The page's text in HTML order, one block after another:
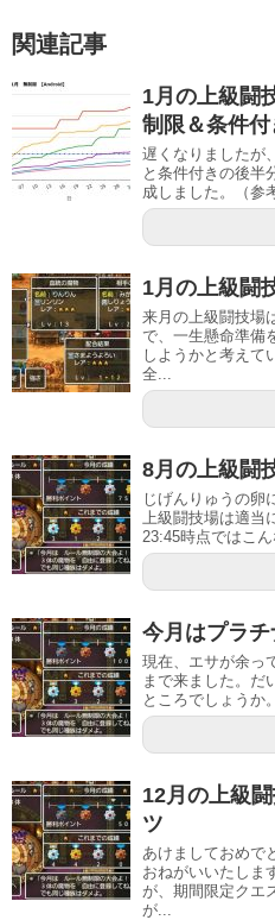
関連記事
1月の上級闘
制限＆条件付
遅くなりましたが
と条件付きの後半
成しました。（参
1月の上級闘
来月の上級闘技場
で、一生懸命準備
しようかと考えて
全...
8月の上級闘
じげんりゅうの卵
上級闘技場は適
23:45時点ではこ
今月はプラ
現在、エサが余っ
まで来ました。だ
ところでしょうか
12月の上級
ツ
あけましておめで
おねがいいたしま
が、期間限定クエ
が...